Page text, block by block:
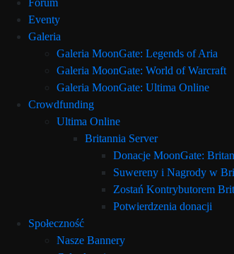
Forum
Eventy
Galeria
Galeria MoonGate: Legends of Aria
Galeria MoonGate: World of Warcraft
Galeria MoonGate: Ultima Online
Crowdfunding
Ultima Online
Britannia Server
Donacje MoonGate:
Suwereny i Nagrody w
Zostań Kontrybutorem
Potwierdzenia donacji
Społeczność
Nasze Bannery